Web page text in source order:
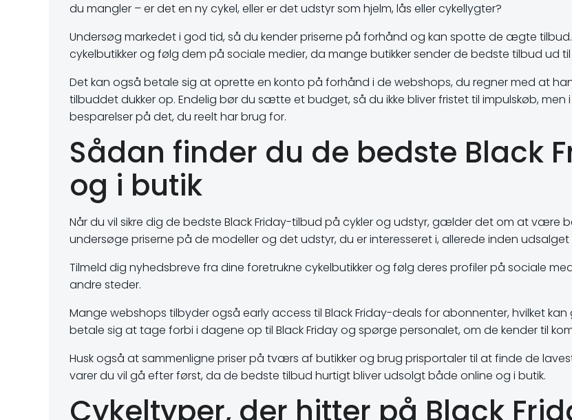
du mangler – er det en ny cykel, eller er det udstyr som hjelm, lås eller cykellygter?
Undersøg markedet i god tid, så du kender priserne på forhånd og kan spotte de ægte
cykelbutikker og følg dem på sociale medier, da mange butikker sender de bedste tilbud ud
Det kan også betale sig at oprette en konto på forhånd i de webshops, du regner med at
tilbuddet dukker op. Endelig bør du sætte et budget, så du ikke bliver fristet til impulskøb,
besparelser på det, du reelt har brug for.
Sådan finder du de bedste Black
og i butik
Når du vil sikre dig de bedste Black Friday-tilbud på cykler og udstyr, gælder det om at
undersøge priserne på de modeller og det udstyr, du er interesseret i, allerede inden
Tilmeld dig nyhedsbreve fra dine foretrukne cykelbutikker og følg deres profiler på sociale
andre steder.
Mange webshops tilbyder også early access til Black Friday-deals for abonnenter, hvilket
betale sig at tage forbi i dagene op til Black Friday og spørge personalet, om de kender til
Husk også at sammenligne priser på tværs af butikker og brug prisportaler til at finde de
varer du vil gå efter først, da de bedste tilbud hurtigt bliver udsolgt både online og i butik.
Cykeltyper, der hitter på Black